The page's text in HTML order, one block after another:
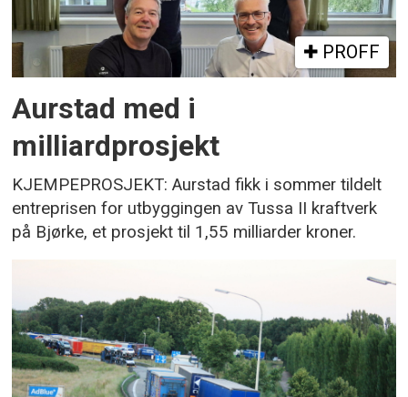
PROFF
Aurstad med i
milliardprosjekt
KJEMPEPROSJEKT: Aurstad fikk i sommer tildelt
entreprisen for utbyggingen av Tussa II kraftverk
på Bjørke, et prosjekt til 1,55 milliarder kroner.